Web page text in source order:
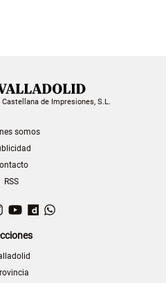
de Impresiones, S.L.
somos
RSS
Instagram
YouTubeDailymotion